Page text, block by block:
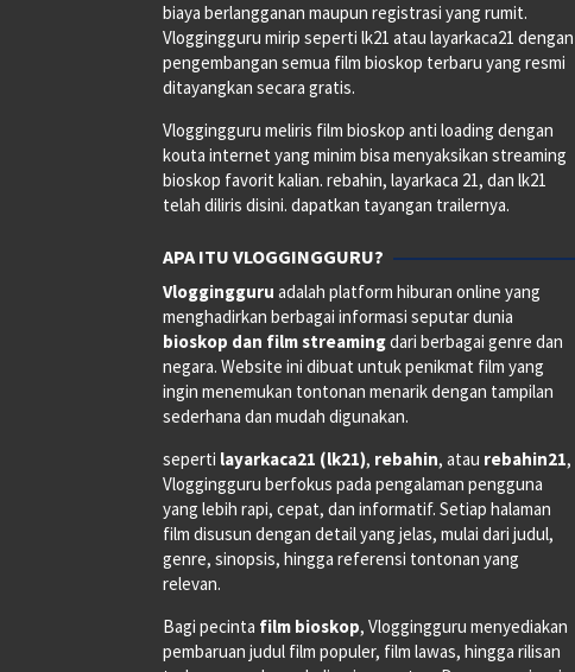
biaya berlangganan maupun registrasi yang rumit.
Vloggingguru mirip seperti lk21 atau layarkaca21 dengan
pengembangan semua film bioskop terbaru yang resmi
ditayangkan secara gratis.
Vloggingguru meliris film bioskop anti loading dengan
kouta internet yang minim bisa menyaksikan streaming
bioskop favorit kalian. rebahin, layarkaca 21, dan lk21
telah diliris disini. dapatkan tayangan trailernya.
APA ITU VLOGGINGGURU?
Vloggingguru adalah platform hiburan online yang
menghadirkan berbagai informasi seputar dunia
bioskop dan film streamingdari berbagai genre dan
negara. Website ini dibuat untuk penikmat film yang
ingin menemukan tontonan menarik dengan tampilan
sederhana dan mudah digunakan.
seperti layarkaca21 (lk21), rebahin, atau rebahin21,
Vloggingguru berfokus pada pengalaman pengguna
yang lebih rapi, cepat, dan informatif. Setiap halaman
film disusun dengan detail yang jelas, mulai dari judul,
genre, sinopsis, hingga referensi tontonan yang
relevan.
Bagi pecinta film bioskop, Vloggingguru menyediakan
pembaruan judul film populer, film lawas, hingga rilisan